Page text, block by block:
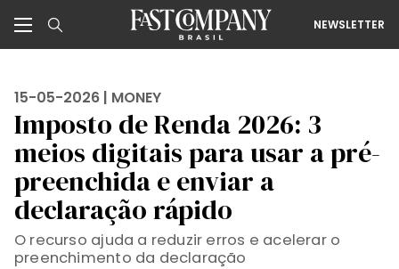
NEWSLETTER
15-05-2026 | MONEY
Imposto de Renda 2026: 3
meios digitais para usar a pré-
preenchida e enviar a
declaração rápido
O recurso ajuda a reduzir erros e acelerar o
preenchimento da declaração